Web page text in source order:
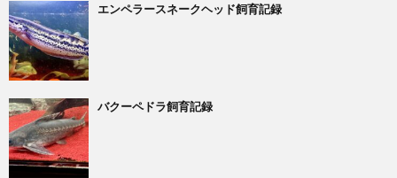
エンペラースネークヘッド飼育記録
バクーペドラ飼育記録